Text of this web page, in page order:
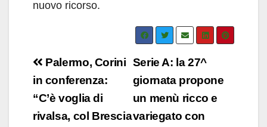
nuovo ricorso.
Navigazione
articoli
Serie A: la 27^
giornata propone
un menù ricco e
variegato con
Palermo, Corini
in conferenza:
“C’è voglia di
rivalsa, col Brescia